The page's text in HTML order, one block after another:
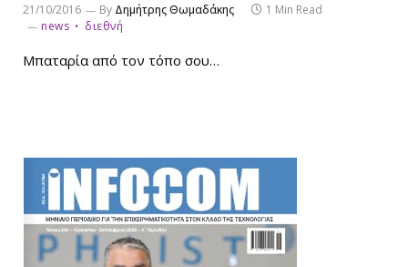
21/10/2016 By Δημήτρης Θωμαδάκης
1 Min Read
news
διεθνή
Μπαταρία από τον τόπο σου…